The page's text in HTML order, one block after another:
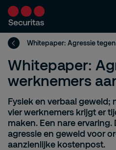
Whitepaper:
werknemers
Fysiek en verbaal geweld;
vier werknemers krijgt er
maken. Een nare
agressie en geweld voor
aanzienlijke kostenpost.